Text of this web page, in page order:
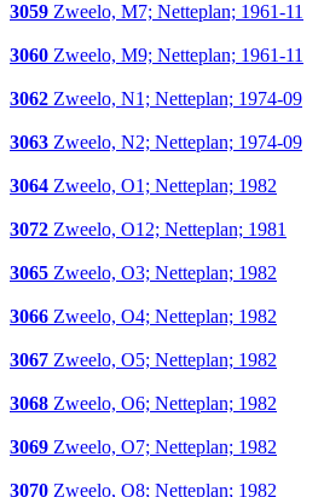
3059 Zweelo, M7; Netteplan; 1961-11
3060 Zweelo, M9; Netteplan; 1961-11
3062 Zweelo, N1; Netteplan; 1974-09
3063 Zweelo, N2; Netteplan; 1974-09
3064 Zweelo, O1; Netteplan; 1982
3072 Zweelo, O12; Netteplan; 1981
3065 Zweelo, O3; Netteplan; 1982
3066 Zweelo, O4; Netteplan; 1982
3067 Zweelo, O5; Netteplan; 1982
3068 Zweelo, O6; Netteplan; 1982
3069 Zweelo, O7; Netteplan; 1982
3070 Zweelo, O8; Netteplan; 1982